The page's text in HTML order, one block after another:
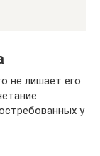
не лишает его
у